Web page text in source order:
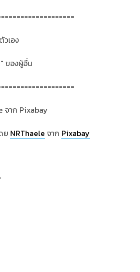
เอง
ของผู้อื่น
ย NRThaele จาก Pixabay